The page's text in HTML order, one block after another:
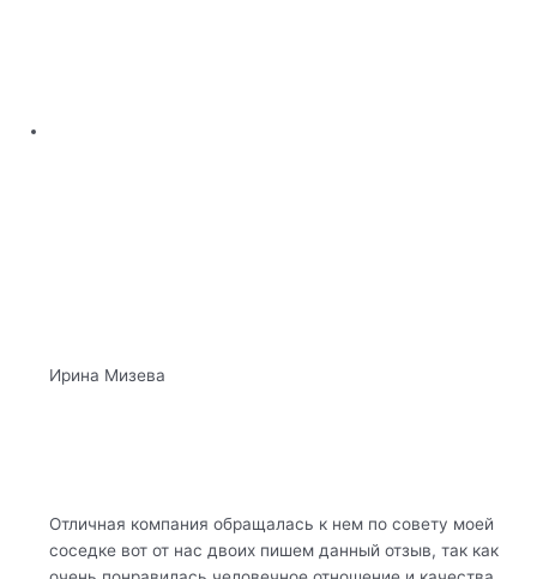
Ирина Мизева
Отличная компания обращалась к нем по совету моей
соседке вот от нас двоих пишем данный отзыв, так как